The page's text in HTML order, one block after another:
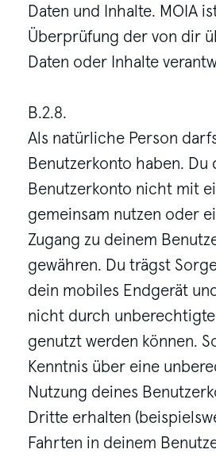
Daten und Inhalte. MOIA
Überprüfung der von dir
Daten oder Inhalte
B.2.8.
Als natürliche Person
Benutzerkonto haben. Du
Benutzerkonto nicht mit
gemeinsam nutzen oder
Zugang zu deinem
gewähren. Du trägst
dein mobiles Endgerät
nicht durch
genutzt werden können.
Kenntnis über eine
Nutzung deines
Dritte erhalten
Fahrten in deinem